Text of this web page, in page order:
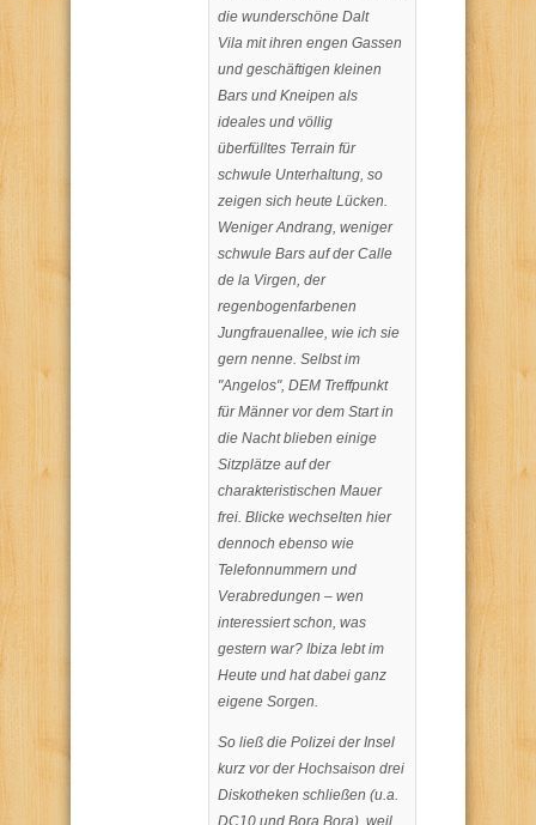
die wunderschöne Dalt
Vila mit ihren engen Gassen
und geschäftigen kleinen
Bars und Kneipen als
ideales und völlig
überfülltes Terrain für
schwule Unterhaltung, so
zeigen sich heute Lücken.
Weniger Andrang, weniger
schwule Bars auf der Calle
de la Virgen, der
regenbogenfarbenen
Jungfrauenallee, wie ich sie
gern nenne. Selbst im
"Angelos", DEM Treffpunkt
für Männer vor dem Start in
die Nacht blieben einige
Sitzplätze auf der
charakteristischen Mauer
frei. Blicke wechselten hier
dennoch ebenso wie
Telefonnummern und
Verabredungen – wen
interessiert schon, was
gestern war? Ibiza lebt im
Heute und hat dabei ganz
eigene Sorgen.
So ließ die Polizei der Insel
kurz vor der Hochsaison drei
Diskotheken schließen (u.a.
DC10 und Bora Bora), weil